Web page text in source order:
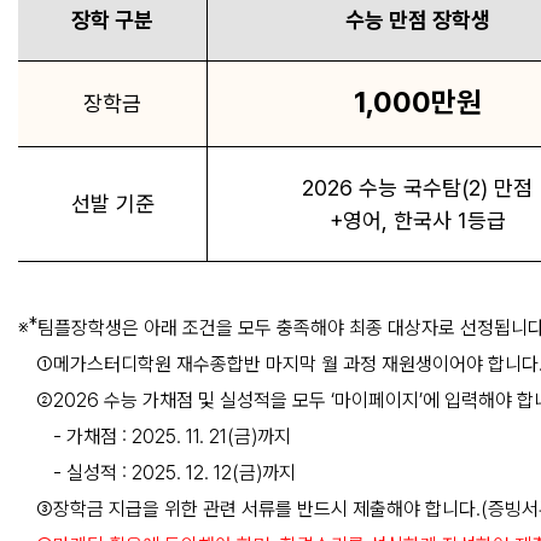
장학 구분 수능 만점 장학생
장학금 1,000만원
선발 기준
2026 수능 국수탐(2) 만점
+영어, 한국사 1등급
※*팀플장학생은 아래 조건을 모두 충족해야 최종 대상자로 선정됩니
①메가스터디학원 재수종합반 마지막 월 과정 재원생이어야 합니
②2026 수능 가채점 및 실성적을 모두 ‘마이페이지’에 입력해야
- 가채점 : 2025. 11. 21(금)까지
- 실성적 : 2025. 12. 12(금)까지
③장학금 지급을 위한 관련 서류를 반드시 제출해야 합니다.(증빙